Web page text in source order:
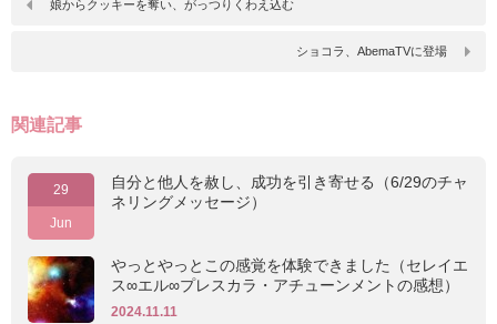
娘からクッキーを奪い、がっつりくわえ込む
ショコラ、AbemaTVに登場
関連記事
29
Jun
自分と他人を赦し、成功を引き寄せる（6/29のチャ
ネリングメッセージ）
やっとやっとこの感覚を体験できました（セレイエ
ス∞エル∞プレスカラ・アチューンメントの感想）
2024.11.11